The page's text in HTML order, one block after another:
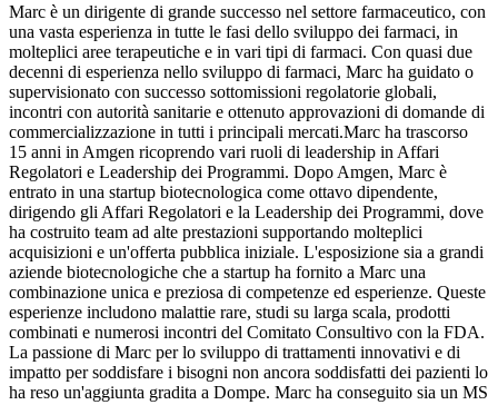
Marc è un dirigente di grande successo nel settore farmaceutico, con
una vasta esperienza in tutte le fasi dello sviluppo dei farmaci, in
molteplici aree terapeutiche e in vari tipi di farmaci. Con quasi due
decenni di esperienza nello sviluppo di farmaci, Marc ha guidato o
supervisionato con successo sottomissioni regolatorie globali,
incontri con autorità sanitarie e ottenuto approvazioni di domande di
commercializzazione in tutti i principali mercati.Marc ha trascorso
15 anni in Amgen ricoprendo vari ruoli di leadership in Affari
Regolatori e Leadership dei Programmi. Dopo Amgen, Marc è
entrato in una startup biotecnologica come ottavo dipendente,
dirigendo gli Affari Regolatori e la Leadership dei Programmi, dove
ha costruito team ad alte prestazioni supportando molteplici
acquisizioni e un'offerta pubblica iniziale. L'esposizione sia a grandi
aziende biotecnologiche che a startup ha fornito a Marc una
combinazione unica e preziosa di competenze ed esperienze. Queste
esperienze includono malattie rare, studi su larga scala, prodotti
combinati e numerosi incontri del Comitato Consultivo con la FDA.
La passione di Marc per lo sviluppo di trattamenti innovativi e di
impatto per soddisfare i bisogni non ancora soddisfatti dei pazienti lo
ha reso un'aggiunta gradita a Dompe. Marc ha conseguito sia un MS